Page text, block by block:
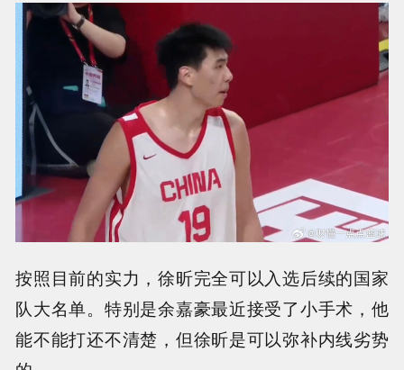
按照目前的实力，徐昕完全可以入选后续的国家
队大名单。特别是余嘉豪最近接受了小手术，他
能不能打还不清楚，但徐昕是可以弥补内线劣势